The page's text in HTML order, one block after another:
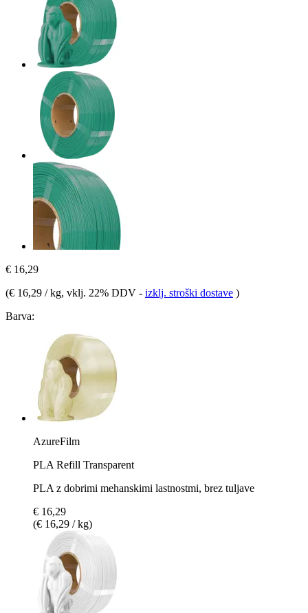
€ 16,29
(€ 16,29 / kg, vklj. 22% DDV - izklj. stroški dostave )
Barva:
AzureFilm
PLA Refill Transparent
PLA z dobrimi mehanskimi lastnostmi, brez tuljave
€ 16,29
(€ 16,29 / kg)